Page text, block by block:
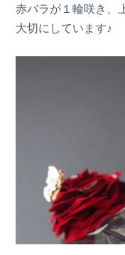
赤バラが１輪咲き、
大切にしています♪